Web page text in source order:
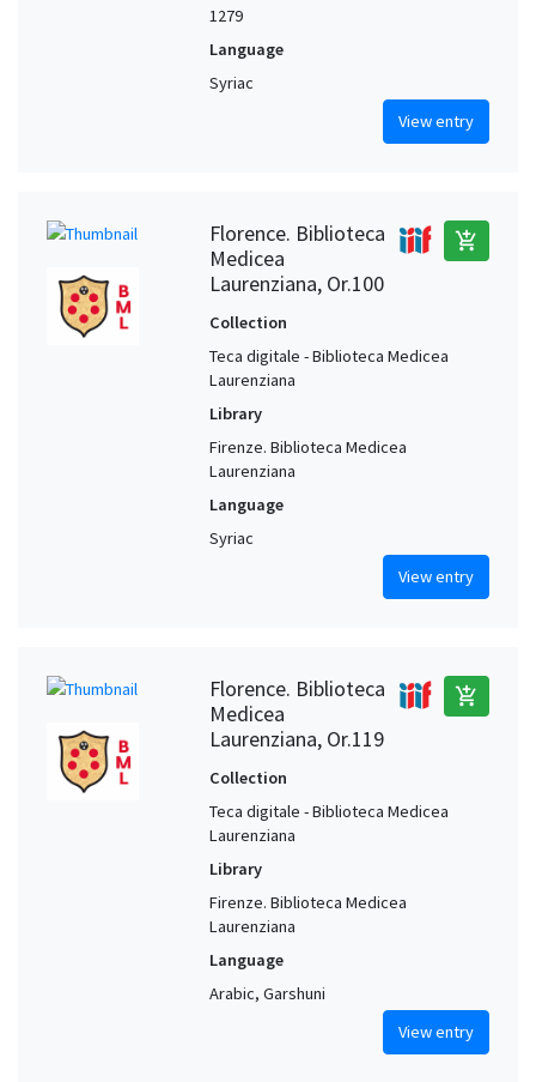
1279
Language
Syriac
View entry
Florence. Biblioteca
Medicea
Laurenziana, Or.100
add_shopping_cart
Collection
Teca digitale - Biblioteca Medicea
Laurenziana
Library
Firenze. Biblioteca Medicea
Laurenziana
Language
Syriac
View entry
Florence. Biblioteca
Medicea
Laurenziana, Or.119
add_shopping_cart
Collection
Teca digitale - Biblioteca Medicea
Laurenziana
Library
Firenze. Biblioteca Medicea
Laurenziana
Language
Arabic, Garshuni
View entry